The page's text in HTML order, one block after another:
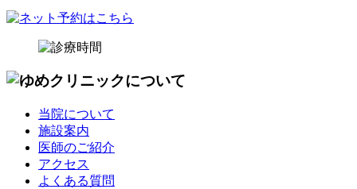
当院について
施設案内
医師のご紹介
アクセス
よくある質問